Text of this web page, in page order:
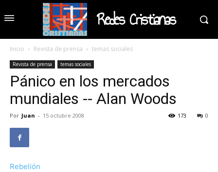
Redes Cristianas
Inicio Revista de prensa temas sociales
Revista de prensa temas sociales
Pánico en los mercados
mundiales -- Alan Woods
Por Juan - 15 octubre 2008 0
173
Rebelión